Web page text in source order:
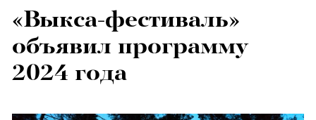
«Выкса-фестиваль»
объявил программу
2024 года